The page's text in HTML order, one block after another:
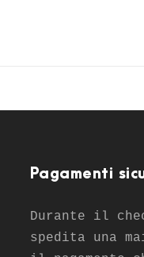
Pagamenti
Durante il
spedita una